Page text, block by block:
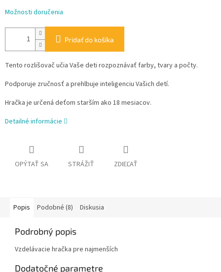
Možnosti doručenia
Pridať do košíka
Tento rozlišovač učia Vaše deti rozpoznávať farby, tvary a počty.
Podporuje zručnosť a prehlbuje inteligenciu Vašich detí.
Hračka je určená deťom starším ako 18 mesiacov.
Detailné informácie
OPÝTAŤ SA STRÁŽIŤ ZDIEĽAŤ
Popis Podobné (8) Diskusia
Podrobný popis
Vzdelávacie hračka pre najmenších
Dodatočné parametre